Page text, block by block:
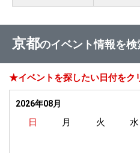
京都のイベント情報を検
★イベントを探したい日付をク
2026年08月
日 月 火 水